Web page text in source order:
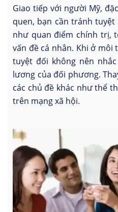
Giao tiếp với người Mỹ,
quen, bạn cần tránh
như quan điểm chính trị,
vấn đề cá nhân. Khi ở
tuyệt đối không nên
lương của đối phương.
các chủ đề khác như thể
trên mạng xã hội.